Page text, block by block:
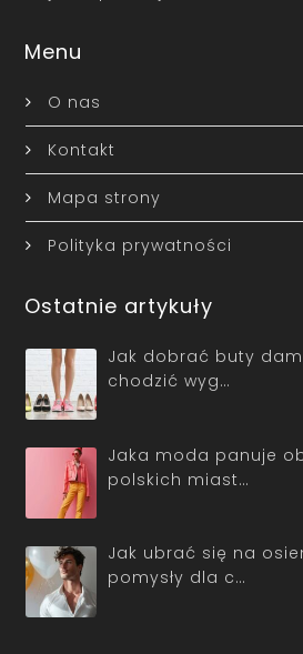
Menu
O nas
Kontakt
Mapa strony
Polityka prywatności
Ostatnie artykuły
Jak dobrać buty
chodzić wyg…
Jaka moda panuje
polskich miast…
Jak ubrać się na
pomysły dla c…